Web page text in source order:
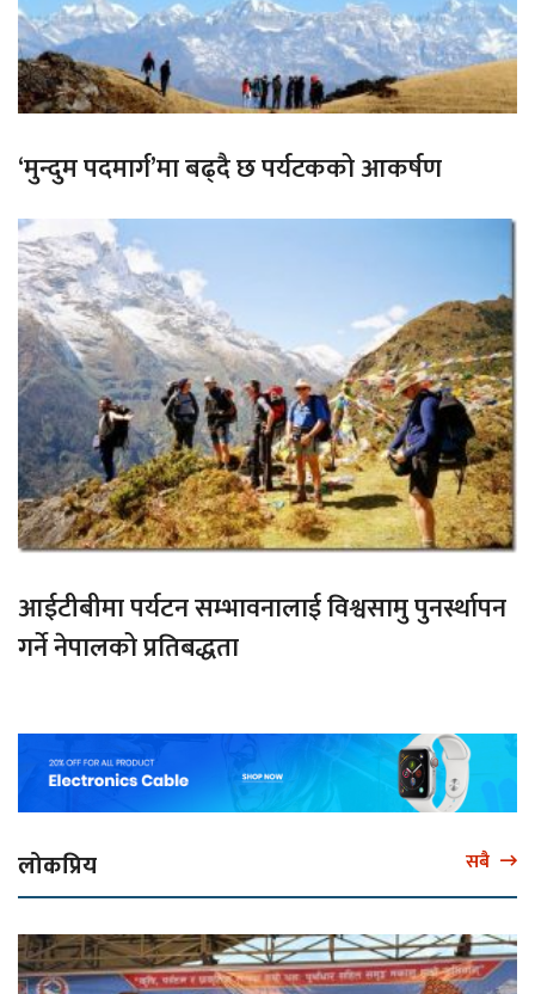
‘मुन्दुम पदमार्ग’मा बढ्दै छ पर्यटकको आकर्षण
आईटीबीमा पर्यटन सम्भावनालाई विश्वसामु पुनर्स्थापन
गर्ने नेपालको प्रतिबद्धता
लोकप्रिय सबै